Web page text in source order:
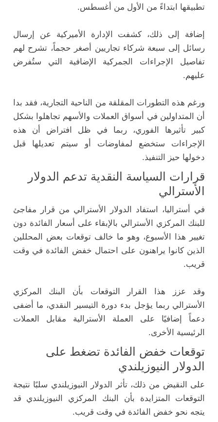
تطبيقها ابتداءً من الأول من أغسطس.
إضافة إلى ذلك، كشفت الإدارة الأميركية عن إرسال
رسائل إلى سبعة شركاء تجاريين أصغر حجماً، تشرح لهم
تفاصيل الإجراءات الجمركية الإضافية التي ستُفرض
عليهم.
ورغم هذه التطورات المقلقة من الناحية التجارية، فقد بدا
أن المتداولين في أسواق العملات والأسهم تجاهلوا بشكل
كبير تأثيرها الفوري، ربما في ظل افتراض أن هذه
الإجراءات ستخضع لمفاوضات أو سيتم تعديلها قبل
دخولها حيز التنفيذ.
قرارات السياسة النقدية تدعم الدولار
الأسترالي
في أستراليا، استفاد الدولار الأسترالي من قرار مفاجئ
للبنك المركزي الأسترالي بالإبقاء على أسعار الفائدة دون
تغيير هذا الأسبوع، وهو ما خالف توقعات بعض المحللين
الذين كانوا يراهنون على احتمال خفض الفائدة في وقت
قريب.
وقد عزز هذا القرار التوقعات بأن البنك المركزي
الأسترالي ربما يؤجل بدء دورة التيسير النقدي، ما أضفى
دعماً إضافيًا على العملة الأسترالية مقابل العملات
الرئيسية الأخرى.
توقعات خفض الفائدة تضغط على
الدولار النيوزيلندي
على النقيض من ذلك، تأثر الدولار النيوزيلندي سلبًا نتيجة
التوقعات المتزايدة بأن البنك المركزي النيوزيلندي قد
يتجه نحو خفض الفائدة في وقت قريب.